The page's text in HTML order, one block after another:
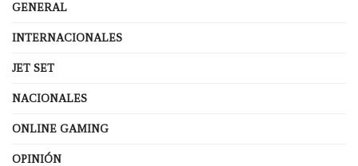
GENERAL
INTERNACIONALES
JET SET
NACIONALES
ONLINE GAMING
OPINIÓN